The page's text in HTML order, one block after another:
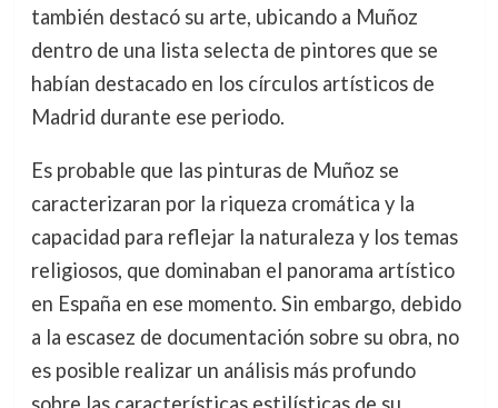
también destacó su arte, ubicando a Muñoz
dentro de una lista selecta de pintores que se
habían destacado en los círculos artísticos de
Madrid durante ese periodo.
Es probable que las pinturas de Muñoz se
caracterizaran por la riqueza cromática y la
capacidad para reflejar la naturaleza y los temas
religiosos, que dominaban el panorama artístico
en España en ese momento. Sin embargo, debido
a la escasez de documentación sobre su obra, no
es posible realizar un análisis más profundo